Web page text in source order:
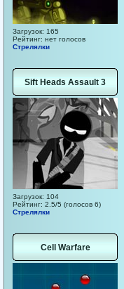
Загрузок: 165
Рейтинг: нет голосов
Стрелялки
Sift Heads Assault 3
Загрузок: 104
Рейтинг: 2.5/5 (голосов 6)
Стрелялки
Cell Warfare